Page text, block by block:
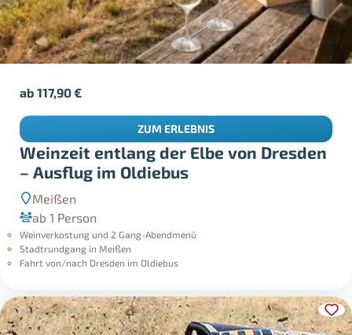
Weinzeit entlang der Elbe von Dresden
– Ausflug im Oldiebus
Meißen
ab 1 Person
Weinverkostung und 2 Gang-Abendmenü
Stadtrundgang in Meißen
Fahrt von/nach Dresden im Oldiebus
ab117,90€
ZUM ERLEBNIS